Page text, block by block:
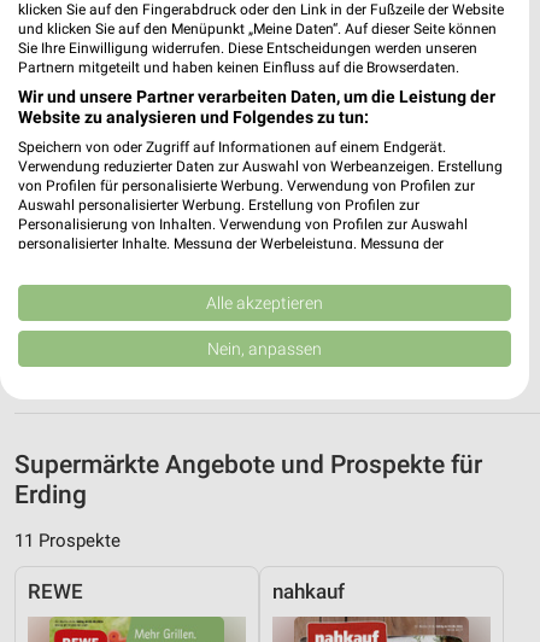
REWE München / Flughafen
Terminalstr. Mitte 18
85356 München / Flughafen
477,21 km • Angebote: 2 Prospekte
❯
EDEKA Halbergmoos
85399 Halbergmoos
Heute 07:00 - 20:00 Uhr |
Supermärkte Angebote und Prospekte für
Erding
11 Prospekte
REWE nahkauf
klicken Sie auf den Fingerabdruck oder den Link in der Fußzeile der Website
und klicken Sie auf den Menüpunkt „Meine Daten“. Auf dieser Seite können
Sie Ihre Einwilligung widerrufen. Diese Entscheidungen werden unseren
Partnern mitgeteilt und haben keinen Einfluss auf die Browserdaten.
Wir und unsere Partner verarbeiten Daten, um die Leistung der
Website zu analysieren und Folgendes zu tun:
Speichern von oder Zugriff auf Informationen auf einem Endgerät.
Verwendung reduzierter Daten zur Auswahl von Werbeanzeigen. Erstellung
von Profilen für personalisierte Werbung. Verwendung von Profilen zur
Auswahl personalisierter Werbung. Erstellung von Profilen zur
Personalisierung von Inhalten. Verwendung von Profilen zur Auswahl
personalisierter Inhalte. Messung der Werbeleistung. Messung der
Kombinationen von Daten aus verschiedenen Quellen. Entwicklung und
Verbesserung der Angebote. Verwendung reduzierter Daten zur Auswahl
von Inhalten.
Daten können außerhalb der Europäischen Union weitergegeben und in die
USA gesendet werden.
Website/App.
Wir nutzen Ihre Daten für folgende Zwecke:
IAB-Verarbeitungszwecke:
Speichern von oder Zugriff auf Informationen
auf einem Endgerät
Verwendung reduzierter Daten zur Auswahl von
Werbeanzeigen
Alle akzeptieren
Nein, anpassen